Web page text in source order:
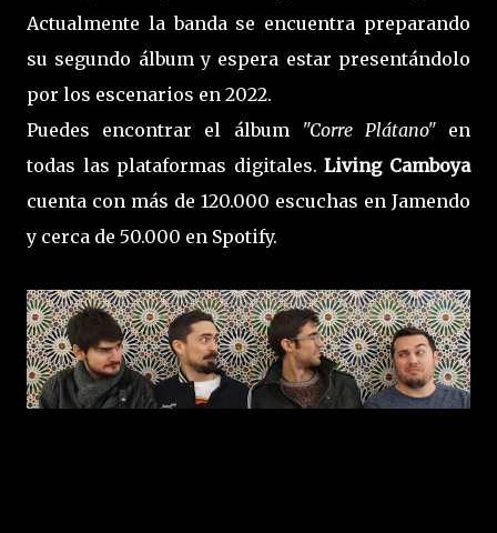
Actualmente la banda se encuentra preparando
su segundo álbum y espera estar presentándolo
por los escenarios en 2022.
Puedes encontrar el álbum
"Corre Plátano"en
todas las plataformas digitales.Living Camboya
cuenta con más de 120.000 escuchas en Jamendo
y cerca de 50.000 en Spotify.